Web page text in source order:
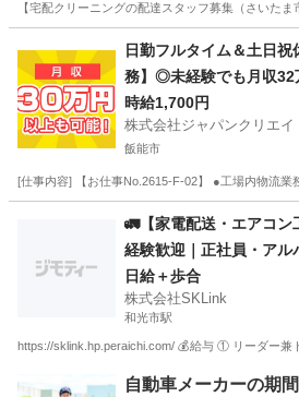
【宅配クリーニングの配達スタッフ募集（さいた
さいたま市 浦和駅 ドライバー
浦和美園駅 ドライバー スタッフ
日勤フルタイム＆土日
務】◎未経験でも月収32
ム寮完備！
時給1,700円
株式会社ジャパンクリエイ
飯能市
[仕事内容] 【お仕事No.2615-F-02】 ●工場内物
その他
🚛【家電配送・エアコ
経験歓迎｜正社員・アル
K！
日給＋歩合
株式会社SKLink
和光市駅
https://sklink.hp.peraichi.com/ 💰給与 ① リーダー
和光市駅 引越し 歩合
自動車メーカーの期